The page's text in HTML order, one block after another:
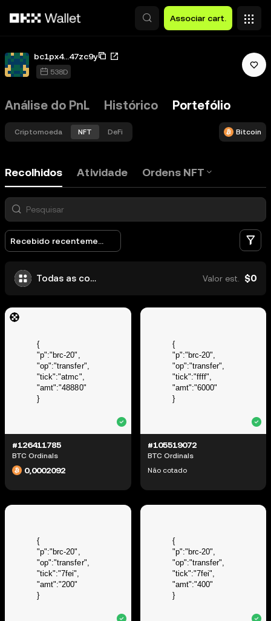
Associar cart.
bc1px4...47zc9y
538D
Análise do PnL Histórico Portefólio
Criptomoeda NFT DeFi Bitcoin
Recolhidos Atividade Ordens NFT
Recebido recentemente
Todas as coleções Valor est. $0
#126411785
BTC Ordinals
0,0002092
#105519072
BTC Ordinals
Não cotado